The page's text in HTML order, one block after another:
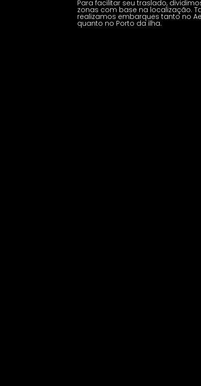
Para facilitar seu traslado,
zonas com base na localização.
realizamos embarques tanto no
quanto no Porto da ilha.